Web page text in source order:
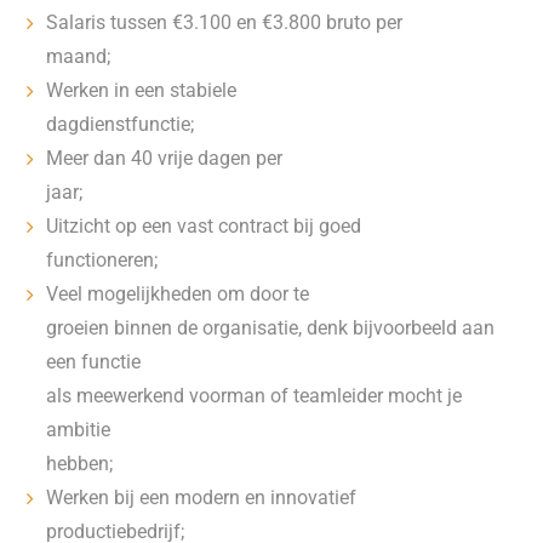
Salaris tussen €3.100 en €3.800 bruto per
maand;
Werken in een stabiele
dagdienstfunctie;
Meer dan 40 vrije dagen per
jaar;
Uitzicht op een vast contract bij goed
functioneren;
Veel mogelijkheden om door te
groeien binnen de organisatie, denk bijvoorbeeld aan
een functie
als meewerkend voorman of teamleider mocht je
ambitie
hebben;
Werken bij een modern en innovatief
productiebedrijf;